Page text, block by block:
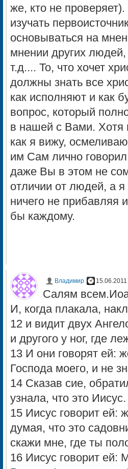
же, кто не
изучать
основываться на
мнении других людей,
т.д.... То, что хочет
должны знать все
как исполняют и как
вопрос, который
в нашей с Вами. Хотя
как я вижу,
им Сам лично
даже Вы в этом не
отличии от людей, а я
ничего не прибавляя
бы каждому.
Владимир
Салям
И, когда плакала,
12 и видит двух
и другого у ног, где
13 И они говорят ей:
Господа моего, и не
14 Сказав сие,
узнала, что это Иисус.
15 Иисус говорит ей:
думая, что это
скажи мне, где ты
16 Иисус говорит ей: